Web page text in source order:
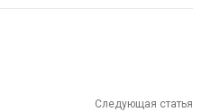
Следующая статья